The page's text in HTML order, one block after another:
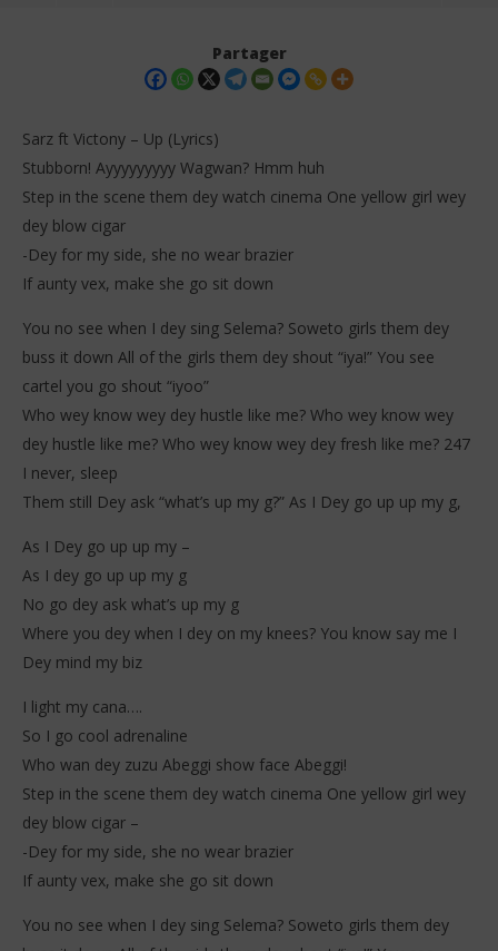
NOW VIEWING
Sarz ft Victony – Up (Lyrics)
16
décembre
2025
Stone
Partager
Sarz ft Victony – Up (Lyrics)
Stubborn! Ayyyyyyyyy Wagwan? Hmm huh
Step in the scene them dey watch cinema One yellow girl wey
dey blow cigar
-Dey for my side, she no wear brazier
If aunty vex, make she go sit down
You no see when I dey sing Selema? Soweto girls them dey
buss it down All of the girls them dey shout “iya!” You see
cartel you go shout “iyoo”
Who wey know wey dey hustle like me? Who wey know wey
dey hustle like me? Who wey know wey dey fresh like me? 247
I never, sleep
Them still Dey ask “what’s up my g?” As I Dey go up up my g,
As I Dey go up up my –
As I dey go up up my g
No go dey ask what’s up my g
Where you dey when I dey on my knees? You know say me I
Dey mind my biz
I light my cana….
So I go cool adrenaline
Who wan dey zuzu Abeggi show face Abeggi!
Step in the scene them dey watch cinema One yellow girl wey
dey blow cigar –
-Dey for my side, she no wear brazier
If aunty vex, make she go sit down
You no see when I dey sing Selema? Soweto girls them dey